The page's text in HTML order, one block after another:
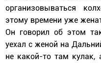
организовываться
этому времени уже
Он говорил об этом
уехал с женой на
не какой-то там кулак,